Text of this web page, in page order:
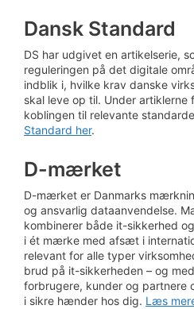
Dansk Standard
DS har udgivet en artikelserie,
reguleringen på det digitale
indblik i, hvilke krav danske
skal leve op til. Under artiklerne
koblingen til relevante
Standard her.
D-mærket
D-mærket er Danmarks
og ansvarlig dataanvendelse.
kombinerer både it-sikkerhed
i ét mærke med afsæt i
relevant for alle typer
brud på it-sikkerheden – og
forbrugere, kunder og partnere
i sikre hænder hos dig. Læs